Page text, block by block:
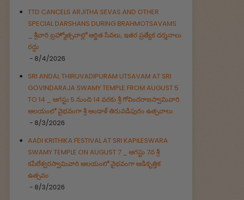
TTD CANCELS ARJITHA SEVAS AND OTHER
SPECIAL DARSHANS DURING BRAHMOTSAVAMS
_ శ్రీవారి బ్రహ్మోత్సవాల్లో ఆర్జిత సేవలు, ఇతర ప్రత్యేక దర్శనాలు
రద్దు
- 8/4/2026
SRI ANDAL THIRUVADIPURAM UTSAVAM AT SRI
GOVINDARAJA SWAMY TEMPLE FROM AUGUST 5
TO 14 _ ఆగస్టు 5 నుంచి 14 వరకు శ్రీ గోవిందరాజస్వామివారి
ఆలయంలో వైభవంగా శ్రీ ఆండాళ్ తిరువడిపురం ఉత్సవాలు
- 8/3/2026
AADI KRITHIKA FESTIVAL AT SRI KAPILESWARA
SWAMY TEMPLE ON AUGUST 7 _ ఆగస్టు 7న శ్రీ
కపిలేశ్వరస్వామివారి ఆలయంలో వైభవంగా ఆడికృత్తిక
ఉత్సవం
- 8/3/2026